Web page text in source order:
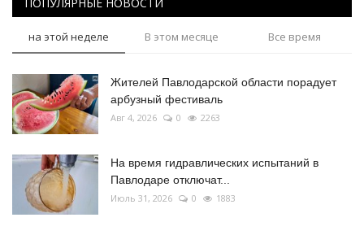
на этой неделе В этом месяце Все время
Жителей Павлодарской области порадует
арбузный фестиваль
Авг 4, 2026 0 2263
На время гидравлических испытаний в
Павлодаре отключат...
Июль 31, 2026 0 1883